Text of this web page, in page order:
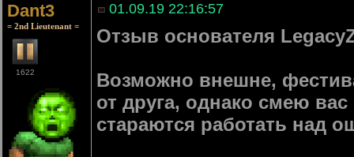
Dant3
= 2nd Lieutenant =
1622
01.09.19 22:16:57
Отзыв основателя
Возможно внешне,
от друга, однако смею
стараются работать над